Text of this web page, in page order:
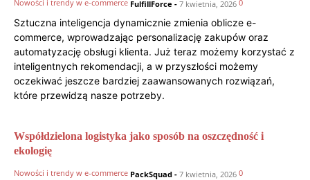
Nowości i trendy w e-commerce FulfillForce - 7 kwietnia, 2026 0
Sztuczna inteligencja dynamicznie zmienia oblicze e-
commerce, wprowadzając personalizację zakupów oraz
automatyzację obsługi klienta. Już teraz możemy korzystać z
inteligentnych rekomendacji, a w przyszłości możemy
oczekiwać jeszcze bardziej zaawansowanych rozwiązań,
które przewidzą nasze potrzeby.
Współdzielona logistyka jako sposób na oszczędność i
ekologię
Nowości i trendy w e-commerce PackSquad - 7 kwietnia, 2026 0